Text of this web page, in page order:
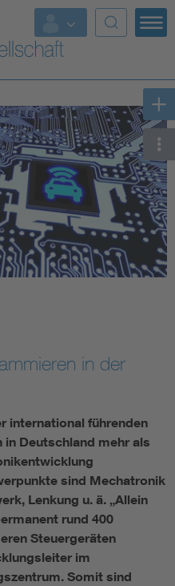
in der
international führenden
Deutschland mehr als
sind Mechatronik
Lenkung u. ä. „Allein
rund 400
Steuergeräten
im
Somit sind